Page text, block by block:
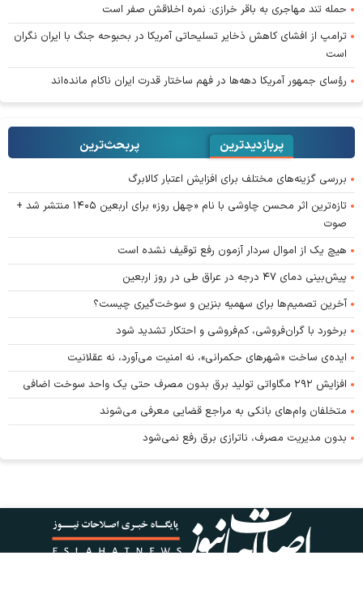
حمله تند مهاجری به باقر خرازی: نمره اخلاقش صفر است
ترامپ از افشای کاهش ذخایر تسلیحاتی آمریکا در بحبوحه جنگ با ایران نگران
است
رؤسای جمهور آمریکا دهه‌ها در فهم ساختار قدرت ایران ناکام مانده‌اند
پربازدیدترین پربحث‌ترین‌
بررسی گزینه‌های مختلف برای افزایش اعتبار کالابرگ
تازه‌ترین اثر محسن چاوشی با نام «چهل روز» برای اربعین ۱۴۰۵ منتشر شد +
صوت
هیچ یک از اموال سردار آزمون رفع توقیف نشده است
پیش‌بینی دمای ۴۷ درجه در عراق طی در روز اربعین
آخرین تصمیم‌ها برای سهمیه بنزین و سوخت‌گیری چیست؟
برخورد با گران‌فروشی، کم‌فروشی و احتکار تشدید شود
ایده‌ی ساخت «شهرهای حکمرانی»، نه امنیت می‌آورد، نه عقلانیت
افزایش ۲۹۲ مگاواتی تولید برق بدون مصرف حتی یک واحد سوخت اضافی
متخلفان وام‌های بانکی به مراجع قضایی معرفی می‌شوند
بدون مدیریت مصرف، ناترازی برق رفع نمی‌شود